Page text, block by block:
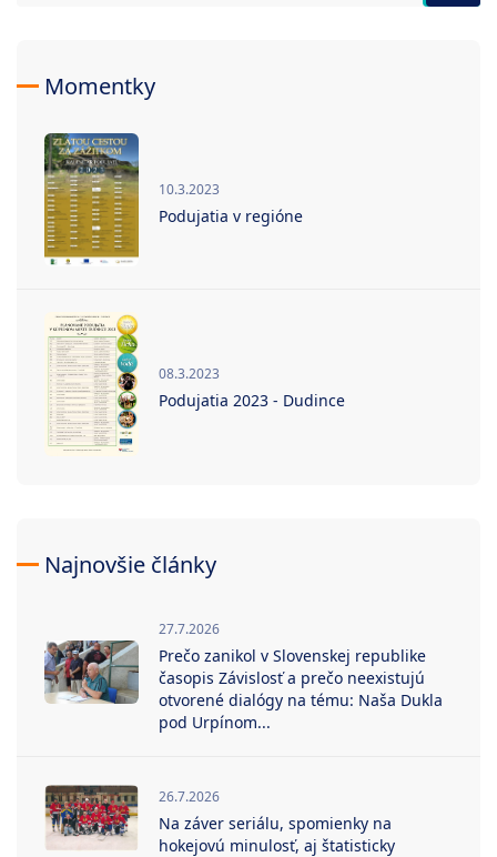
Momentky
10.3.2023
Podujatia v regióne
08.3.2023
Podujatia 2023 - Dudince
Najnovšie články
27.7.2026
Prečo zanikol v Slovenskej republike
časopis Závislosť a prečo neexistujú
otvorené dialógy na tému: Naša Dukla
pod Urpínom...
26.7.2026
Na záver seriálu, spomienky na
hokejovú minulosť, aj štatisticky